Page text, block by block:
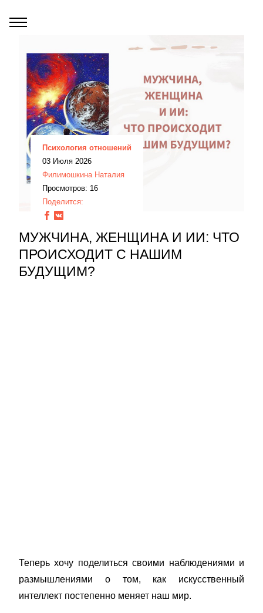
Психология отношений
03 Июля 2026
Филимошкина Наталия
Просмотров: 16
Поделится:
МУЖЧИНА, ЖЕНЩИНА И ИИ: ЧТО
ПРОИСХОДИТ С НАШИМ
БУДУЩИМ?
Теперь хочу поделиться своими наблюдениями и
размышлениями о том, как искусственный
интеллект постепенно меняет наш мир.